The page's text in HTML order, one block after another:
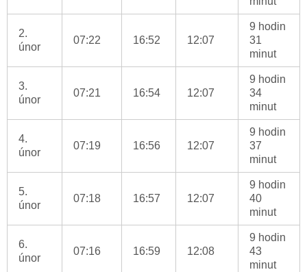
2.
únor
07:22 16:52 12:07
9 hodin
31
minut
3.
únor
07:21 16:54 12:07
9 hodin
34
minut
4.
únor
07:19 16:56 12:07
9 hodin
37
minut
5.
únor
07:18 16:57 12:07
9 hodin
40
minut
6.
únor
07:16 16:59 12:08
9 hodin
43
minut